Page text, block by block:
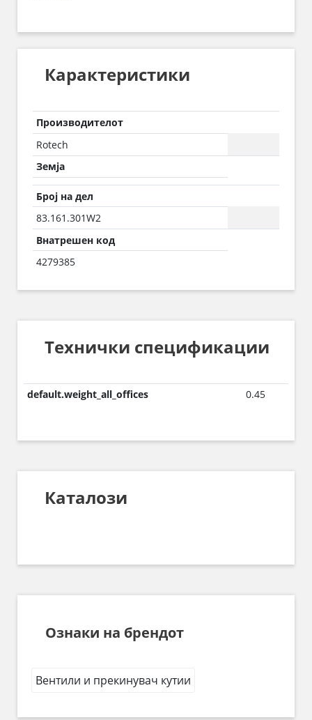
Карактеристики
Производителот
Rotech
Земја
Број на дел
83.161.301W2
Внатрешен код
4279385
Технички спецификации
default.weight_all_offices 0.45
Каталози
Ознаки на брендот
Вентили и прекинувач кутии